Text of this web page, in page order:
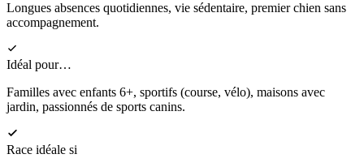
Longues absences quotidiennes, vie sédentaire, premier chien sans
accompagnement.
Idéal pour…
Familles avec enfants 6+, sportifs (course, vélo), maisons avec
jardin, passionnés de sports canins.
Race idéale si